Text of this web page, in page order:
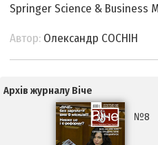
Springer Science & Business
Автор: Олександр СОСНІН
Архів журналу Віче
№8